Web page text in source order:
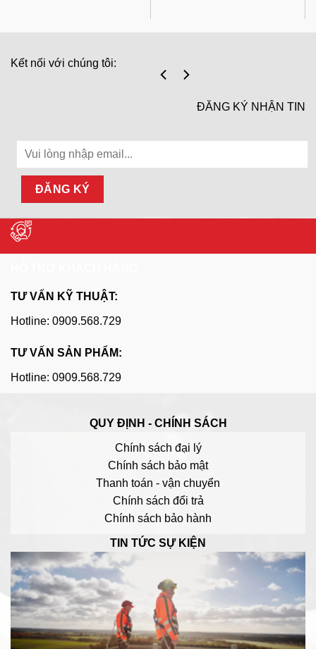
Kết nối với chúng tôi:
ĐĂNG KÝ NHẬN TIN
TƯ VẤN KỸ THUẬT:
Hotline: 0909.568.729
TƯ VẤN SẢN PHẨM:
Hotline: 0909.568.729
QUY ĐỊNH - CHÍNH SÁCH
Chính sách đại lý
Chính sách bảo mật
Thanh toán - vận chuyển
Chính sách đổi trả
Chính sách bảo hành
TIN TỨC SỰ KIỆN